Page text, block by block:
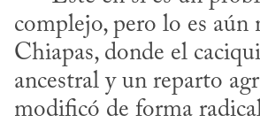
complejo, pero lo es aún
Chiapas, donde el
ancestral y un reparto
modificó de forma